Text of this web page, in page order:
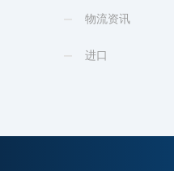
物流资讯
进口